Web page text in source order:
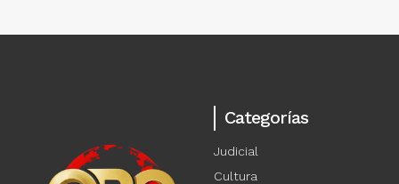
Categorías
Judicial
Cultura